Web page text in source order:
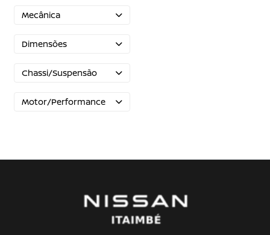
Mecânica
Dimensões
Chassi/Suspensão
Motor/Performance